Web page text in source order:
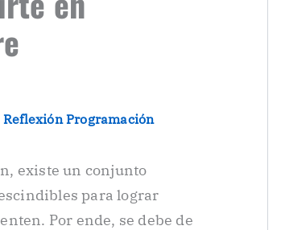
Reflexión Programación
existe un conjunto
para lograr
Por ende, se debe de